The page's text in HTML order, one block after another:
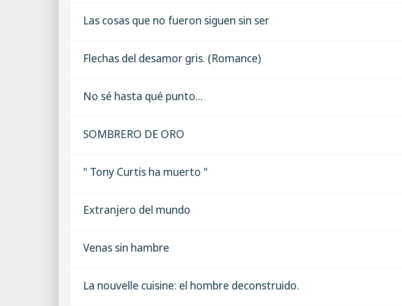
Las cosas que no fueron siguen sin ser
Flechas del desamor gris. (Romance)
No sé hasta qué punto...
SOMBRERO DE ORO
" Tony Curtis ha muerto "
Extranjero del mundo
Venas sin hambre
La nouvelle cuisine: el hombre deconstruido.